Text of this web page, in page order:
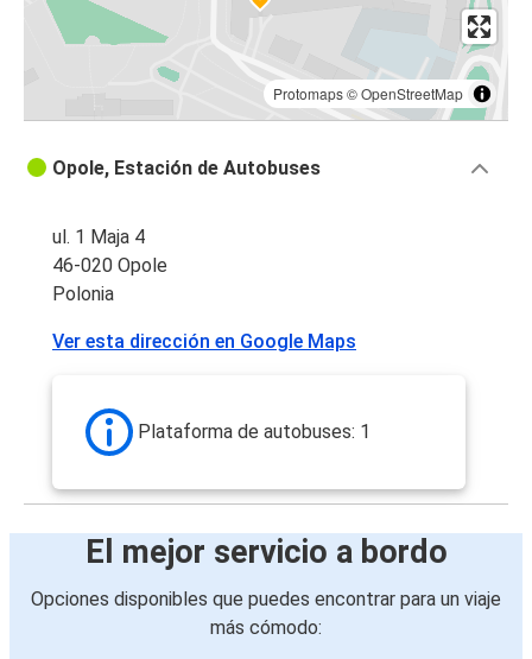
Protomaps©OpenStreetMap
Opole, Estación de Autobuses
ul. 1 Maja 4
46-020 Opole
Polonia
Ver esta dirección en Google Maps
Plataforma de autobuses: 1
El mejor servicio a bordo
Opciones disponibles que puedes encontrar para un viaje
más cómodo: